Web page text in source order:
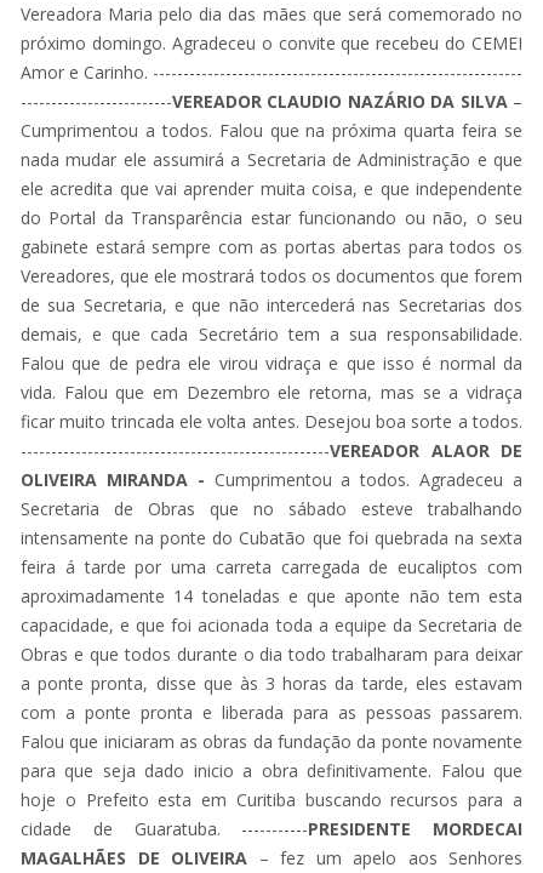
Vereadora Maria pelo dia das mães que será comemorado no
próximo domingo. Agradeceu o convite que recebeu do CEMEI
Amor e Carinho. -------------------------------------------------------------
-------------------------VEREADOR CLAUDIO NAZÁRIO DA SILVA–
Cumprimentou a todos. Falou que na próxima quarta feira se
nada mudar ele assumirá a Secretaria de Administração e que
ele acredita que vai aprender muita coisa, e que independente
do Portal da Transparência estar funcionando ou não, o seu
gabinete estará sempre com as portas abertas para todos os
Vereadores, que ele mostrará todos os documentos que forem
de sua Secretaria, e que não intercederá nas Secretarias dos
demais, e que cada Secretário tem a sua responsabilidade.
Falou que de pedra ele virou vidraça e que isso é normal da
vida. Falou que em Dezembro ele retorna, mas se a vidraça
ficar muito trincada ele volta antes. Desejou boa sorte a todos.
---------------------------------------------------VEREADOR ALAOR DE
OLIVEIRA MIRANDA - Cumprimentou a todos. Agradeceu a
Secretaria de Obras que no sábado esteve trabalhando
intensamente na ponte do Cubatão que foi quebrada na sexta
feira á tarde por uma carreta carregada de eucaliptos com
aproximadamente 14 toneladas e que aponte não tem esta
capacidade, e que foi acionada toda a equipe da Secretaria de
Obras e que todos durante o dia todo trabalharam para deixar
a ponte pronta, disse que às 3 horas da tarde, eles estavam
com a ponte pronta e liberada para as pessoas passarem.
Falou que iniciaram as obras da fundação da ponte novamente
para que seja dado inicio a obra definitivamente. Falou que
hoje o Prefeito esta em Curitiba buscando recursos para a
cidade de Guaratuba. -----------PRESIDENTE MORDECAI
MAGALHÃES DE OLIVEIRA – fez um apelo aos Senhores